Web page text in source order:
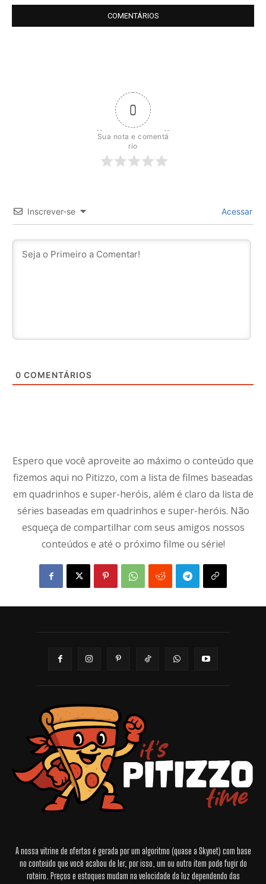
COMENTÁRIOS
0
Sua nota e comentá
rio
Inscrever-se Acessar
0 COMENTÁRIOS
Espero que você aproveite ao máximo o conteúdo que
fizemos aqui no Pitizzo, com a lista de filmes baseadas
em quadrinhos e super-heróis, além é claro da lista de
séries baseadas em quadrinhos e super-heróis. Não
esqueça de compartilhar com seus amigos nossos
conteúdos e até o próximo filme ou série!
A nossa vitrine de ofertas é gerada por um algoritmo (quase a Skynet) com base
no conteúdo que você acabou de ler, por isso, um ou outro item pode fugir do
roteiro. Preços e estoques mudam na velocidade da luz dependendo das